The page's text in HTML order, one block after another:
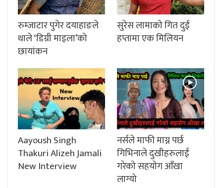
रुम्जाटार पुगेर दयाहाङले
थाले ‘डिग्री माइला’को
छायांकन
सुरेस लामाको गित दुई
हप्तामा एक मिलियन
Aayoush Singh
Thakuri Alizeh Jamali
New Interview
नर्सले माफी माग्न पर्छ
गिभिनाले दुखीहरुलाई
गरेको सहयोग आँखा
लाग्यो